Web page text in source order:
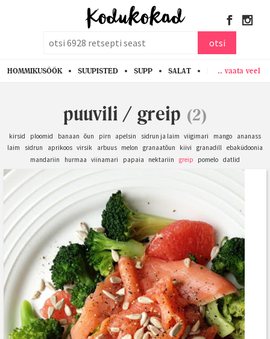
otsi
HOMMIKUSÖÖK SUUPISTED SUPP SALAT PASTA KANA
.. vaata veel
puuvili / greip (2)
kirsid ploomid banaan õun pirn apelsin sidrun ja laim viigimari mango
ananass
laim
sidrun aprikoos virsik arbuus melon granaatõun kiivi granadill ebaküdoonia
mandariin
hurmaa viinamari papaia nektariin greip pomelo datlid